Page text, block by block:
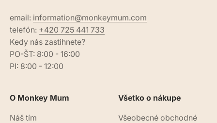
email: information@monkeymum.com
telefón: +420 725 441 733
Kedy nás zastihnete?
PO-ŠT: 8:00 - 16:00
PI: 8:00 - 12:00
O Monkey Mum
Náš tím
Všetko o nákupe
Všeobecné obchodné